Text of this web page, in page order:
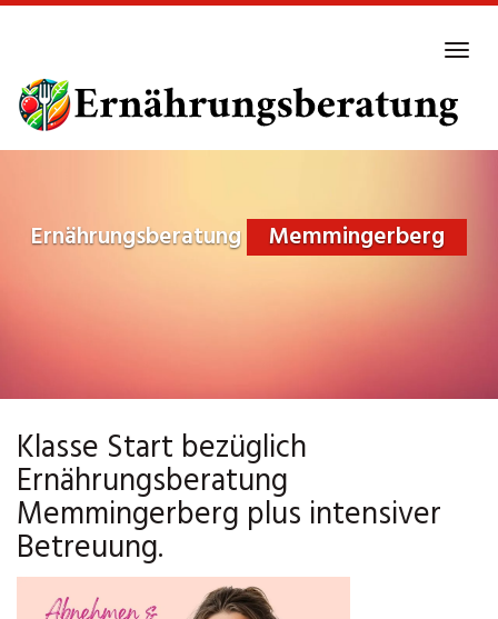
main
content
Ernährungsberatung Memmingerberg
Klasse Start bezüglich
Ernährungsberatung
Memmingerberg plus intensiver
Betreuung.